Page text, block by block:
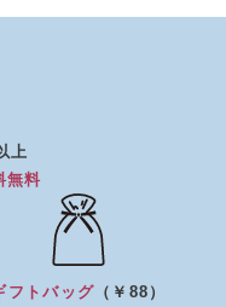
上
無料
フトバッグ （￥88）